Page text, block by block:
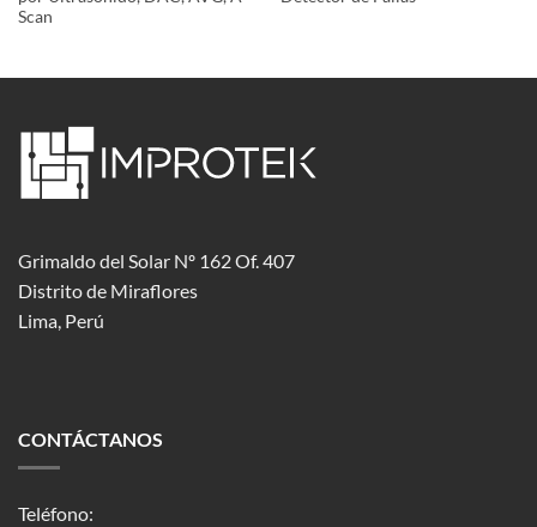
Scan
Grimaldo del Solar Nº 162 Of. 407
Distrito de Miraflores
Lima, Perú
CONTÁCTANOS
Teléfono: